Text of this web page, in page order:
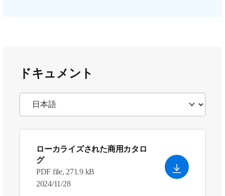
ドキュメント
ローカライズされた商用カタロ
グ
PDF file, 271.9 kB
2024/11/28